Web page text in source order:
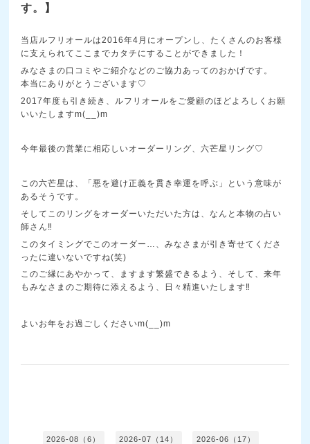
す。】
当店ルフリオールは2016年4月にオープンし、たくさんのお客様
に支えられてここまでカタチにすることができました！
みなさまの口コミやご紹介などのご協力あってのおかげです。
本当にありがとうございます♡
2017年度も引き続き、ルフリオールをご愛顧のほどよろしくお願
いいたしますm(__)m
今年最後の営業に相応しいオーダーリング、六芒星リング♡
この六芒星は、「悪を避け正義を貫き幸運を呼ぶ」という意味が
あるそうです。
そしてこのリングをオーダーいただいた方は、なんと本物の占い
師さん‼
このタイミングでこのオーダー…、みなさまが引き寄せてくださ
ったに違いないですね(笑)
このご縁にあやかって、ますます繁盛できるよう、そして、来年
もみなさまのご期待に添えるよう、日々精進いたします‼
よいお年をお過ごしくださいm(__)m
2026-08（6） 2026-07（14） 2026-06（17）